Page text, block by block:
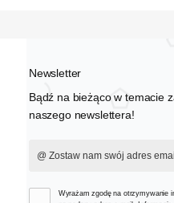
Newsletter
Bądź na bieżąco w temacie
naszego newslettera!
Wyrażam zgodę na otrzymywanie